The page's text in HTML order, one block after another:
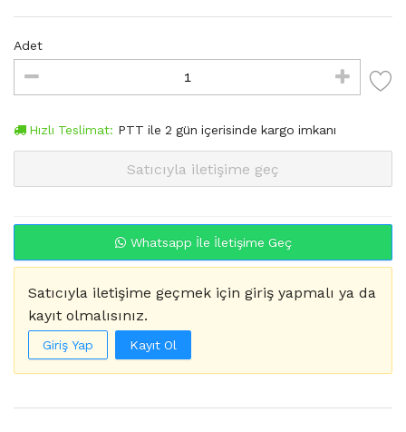
Adet
Hızlı Teslimat: PTT ile 2 gün içerisinde kargo imkanı
Satıcıyla iletişime geç
Whatsapp İle İletişime Geç
Satıcıyla iletişime geçmek için giriş yapmalı ya da
kayıt olmalısınız.
Giriş Yap Kayıt Ol